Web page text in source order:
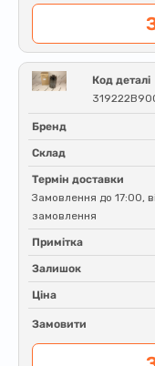
Код деталі
Бренд
Склад
Термін доставки
Замовлення до 17:00,
замовлення
Примітка
Залишок
Ціна
Замовити